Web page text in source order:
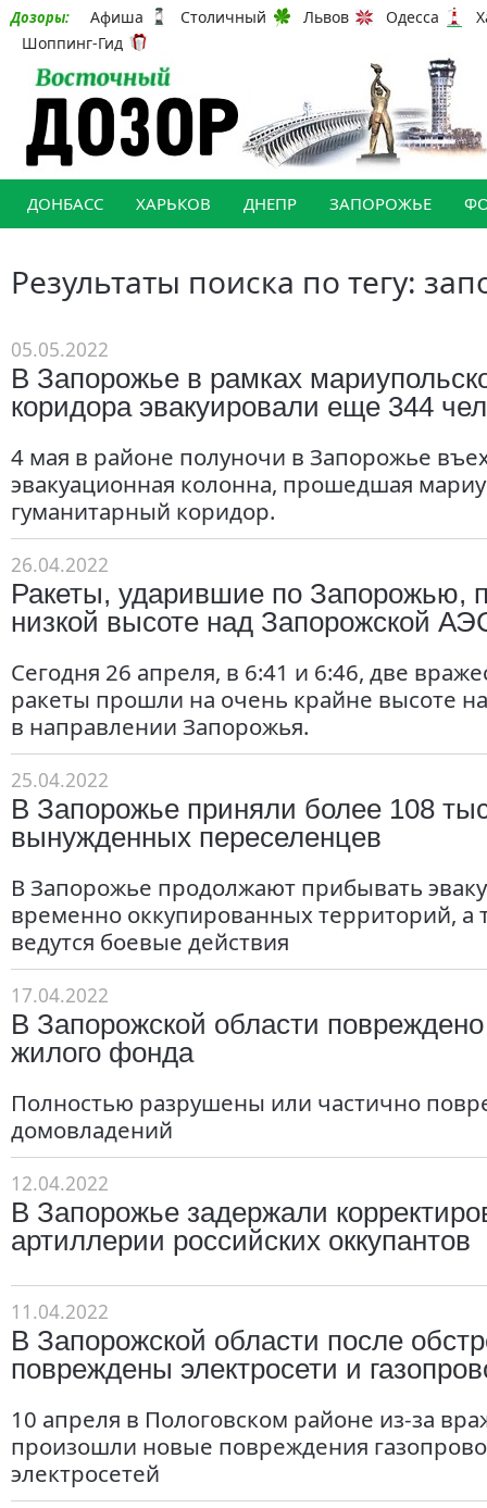
Дозоры: Афиша Столичный Львов Одесса
Шоппинг-Гид
ДОНБАСС ХАРЬКОВ ДНЕПР ЗАПОРОЖЬЕ
Результаты поиска по тегу:
05.05.2022
В Запорожье в рамках
коридора эвакуировали еще 344
4 мая в районе полуночи в Запорожье
эвакуационная колонна, прошедшая
гуманитарный коридор.
26.04.2022
Ракеты, ударившие по Запорожью,
низкой высоте над Запорожской
Сегодня 26 апреля, в 6:41 и 6:46, две
ракеты прошли на очень крайне высоте
в направлении Запорожья.
25.04.2022
В Запорожье приняли более 108
вынужденных переселенцев
В Запорожье продолжают прибывать
временно оккупированных территорий, а
ведутся боевые действия
17.04.2022
В Запорожской области
жилого фонда
Полностью разрушены или частично
домовладений
12.04.2022
В Запорожье задержали
артиллерии российских оккупантов
11.04.2022
В Запорожской области после
повреждены электросети и
10 апреля в Пологовском районе из-за
произошли новые повреждения
электросетей